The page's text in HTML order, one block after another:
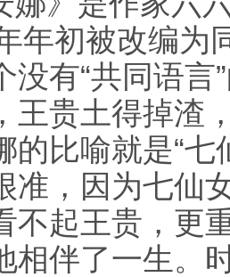
年初被改编为
没有“共同语
王贵土得掉渣
的比喻就是“
准，因为七仙
不起王贵，更
相伴了一生。